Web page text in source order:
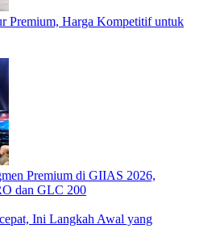
Premium, Harga Kompetitif untuk
Premium di GIIAS 2026,
dan GLC 200